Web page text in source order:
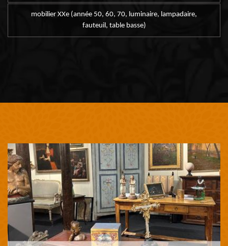
mobilier XXe (année 50, 60, 70, luminaire, lampadaire,
fauteuil, table basse)